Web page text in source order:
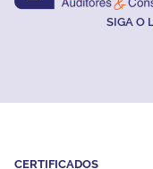
SIGA O
CERTIFICADOS